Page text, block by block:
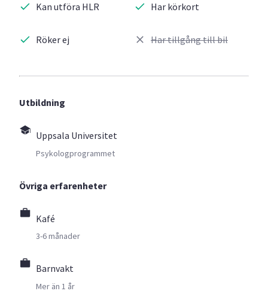
Kan utföra HLR
Röker ej
Har körkort
Har tillgång till bil
Utbildning
Uppsala Universitet
Psykologprogrammet
Övriga erfarenheter
Kafé
3-6 månader
Barnvakt
Mer än 1 år